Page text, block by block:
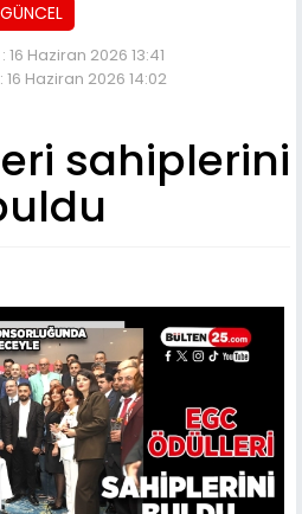
GÜNCEL
16 Haziran 2026 13:41
Haziran 2026 14:02
sahiplerini